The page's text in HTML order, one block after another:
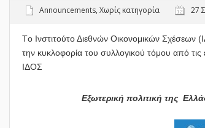
Announcements, Χωρίς κατηγορία 27
Tο Ινστιτούτο Διεθνών Οικονομικών
την κυκλοφορία του συλλογικού τόμου από τις
ΙΔΟΣ
Εξωτερική πολιτική της